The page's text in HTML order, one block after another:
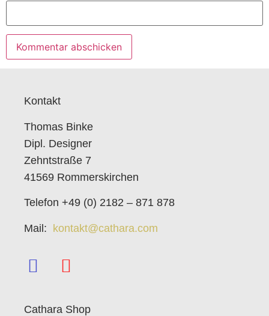
Kontakt
Thomas Binke
Dipl. Designer
Zehntstraße 7
41569 Rommerskirchen
Telefon +49 (0) 2182 – 871 878
Mail: kontakt@cathara.com
Cathara Shop